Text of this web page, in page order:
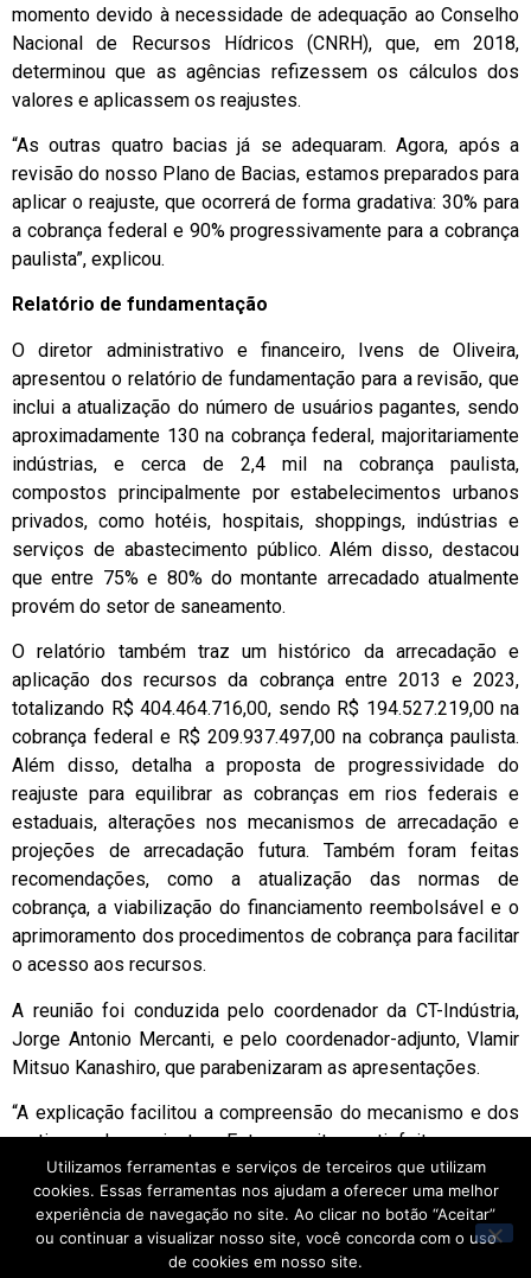
momento devido à necessidade de adequação ao Conselho
Nacional de Recursos Hídricos (CNRH), que, em 2018,
determinou que as agências refizessem os cálculos dos
valores e aplicassem os reajustes.
“As outras quatro bacias já se adequaram. Agora, após a
revisão do nosso Plano de Bacias, estamos preparados para
aplicar o reajuste, que ocorrerá de forma gradativa: 30% para
a cobrança federal e 90% progressivamente para a cobrança
paulista”, explicou.
Relatório de fundamentação
O diretor administrativo e financeiro, Ivens de Oliveira,
apresentou o relatório de fundamentação para a revisão, que
inclui a atualização do número de usuários pagantes, sendo
aproximadamente 130 na cobrança federal, majoritariamente
indústrias, e cerca de 2,4 mil na cobrança paulista,
compostos principalmente por estabelecimentos urbanos
privados, como hotéis, hospitais, shoppings, indústrias e
serviços de abastecimento público. Além disso, destacou
que entre 75% e 80% do montante arrecadado atualmente
provém do setor de saneamento.
O relatório também traz um histórico da arrecadação e
aplicação dos recursos da cobrança entre 2013 e 2023,
totalizando R$ 404.464.716,00, sendo R$ 194.527.219,00 na
cobrança federal e R$ 209.937.497,00 na cobrança paulista.
Além disso, detalha a proposta de progressividade do
reajuste para equilibrar as cobranças em rios federais e
estaduais, alterações nos mecanismos de arrecadação e
projeções de arrecadação futura. Também foram feitas
recomendações, como a atualização das normas de
cobrança, a viabilização do financiamento reembolsável e o
aprimoramento dos procedimentos de cobrança para facilitar
o acesso aos recursos.
A reunião foi conduzida pelo coordenador da CT-Indústria,
Jorge Antonio Mercanti, e pelo coordenador-adjunto, Vlamir
Mitsuo Kanashiro, que parabenizaram as apresentações.
“A explicação facilitou a compreensão do mecanismo e dos
motivos do reajuste. Estou muito satisfeito com a
transparência do processo”, destacou Mercanti.
A 103ª Reunião Ordinária da CT-Indústria está prevista para
ocorrer em 9 de abril de 2025, às 9h, por videoconferência.
Utilizamos ferramentas e serviços de terceiros que utilizam
cookies. Essas ferramentas nos ajudam a oferecer uma melhor
experiência de navegação no site. Ao clicar no botão “Aceitar”
ou continuar a visualizar nosso site, você concorda com o uso
de cookies em nosso site.